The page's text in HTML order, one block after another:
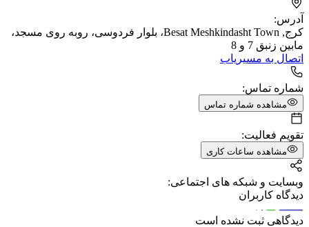
آدرس:
کرج, Besat Meshkindasht Town، بلوار فردوسی، روبه روی مسجد،
مابین زنبق 7 و 8
اتصال به مسیریاب
شماره تماس:
مشاهده شماره تماس
تقویم فعالیت:
مشاهده ساعات کاری
وبسایت و شبکه های اجتماعی:
دیدگاه کاربران
دیدگاهی ثبت نشده است